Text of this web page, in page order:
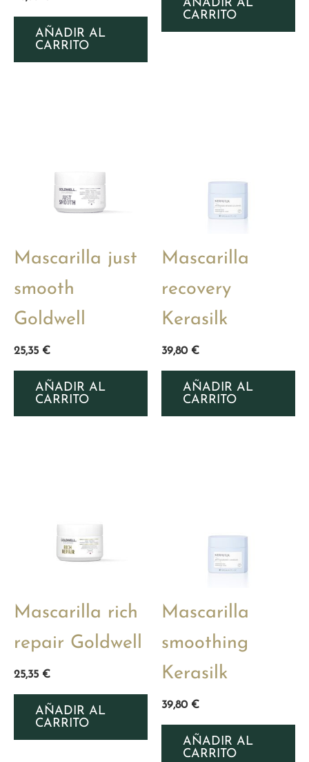
AÑADIR AL
CARRITO
AÑADIR AL
CARRITO
Mascarilla just
smooth
Goldwell
25,35 €
AÑADIR AL
CARRITO
Mascarilla
recovery
Kerasilk
39,80 €
AÑADIR AL
CARRITO
Mascarilla rich
repair Goldwell
25,35 €
AÑADIR AL
CARRITO
Mascarilla
smoothing
Kerasilk
39,80 €
AÑADIR AL
CARRITO